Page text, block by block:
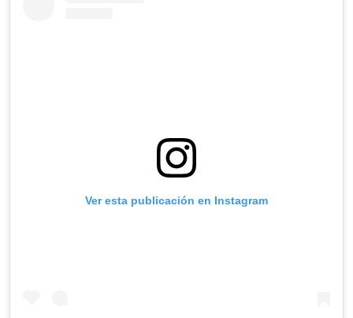
Ver esta publicación en Instagram